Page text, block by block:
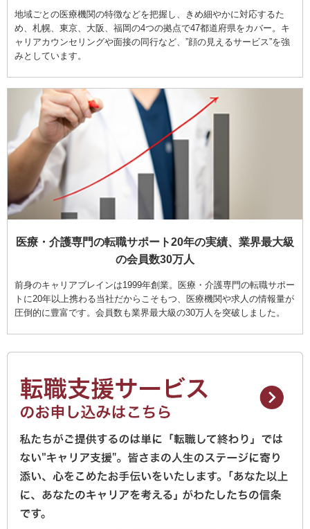
地域ごとの医療機関の特徴などを把握し、きめ細やかに対応するた
め、札幌、東京、大阪、福岡の4つの拠点で47都道府県をカバー。キ
ャリアカウンセリングや面接の同行など、”顔の見えるサービス”を強
みとしています。
医療・介護専門の転職サポート20年の実績、業界最大級
の会員数30万人
前身のキャリアブレインは1999年創業。医療・介護専門の転職サポー
トに20年以上携わる当社だからこそもつ、医療機関や求人の情報量が
圧倒的に豊富です。会員数も業界最大級の30万人を突破しました。